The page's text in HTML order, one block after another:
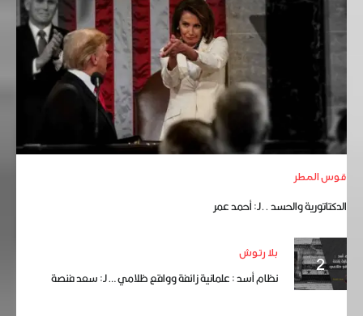
قوس المطر
الدكتاتورية والحسد ..لـ: أحمد عمر
بلا رتوش
نظام أسد : علمانية زائفة وواقع ظلامي … لـ: سعد فنصة